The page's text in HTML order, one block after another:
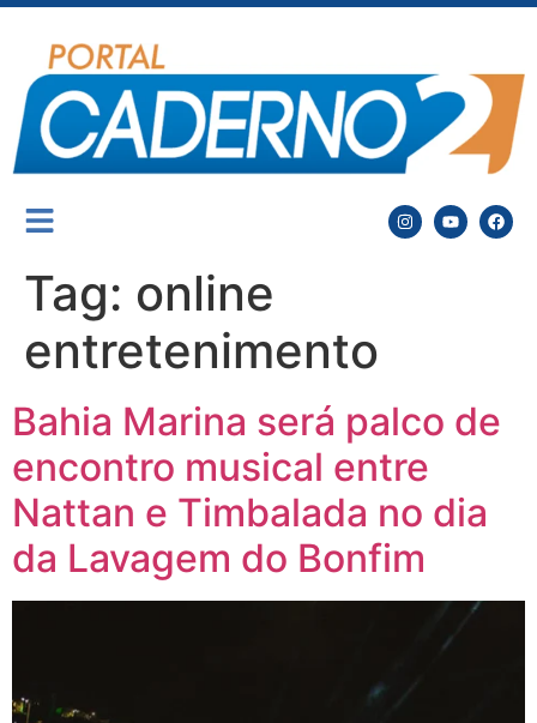
Tag: online
entretenimento
Bahia Marina será palco de
encontro musical entre
Nattan e Timbalada no dia
da Lavagem do Bonfim